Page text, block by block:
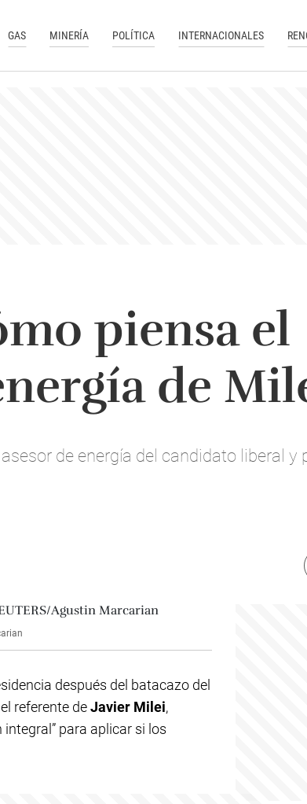
GAS MINERÍA POLÍTICA INTERNACIONALES
piensa el
de
de energía del candidato liberal y
después del batacazo del
referente deJavier Milei,
integral” para aplicar si los